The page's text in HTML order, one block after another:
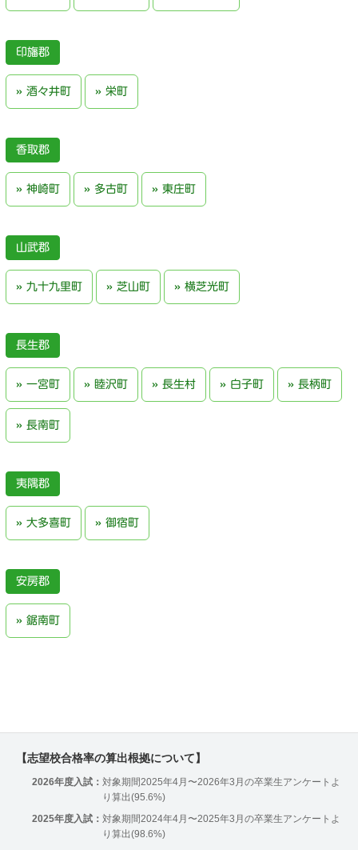
印旛郡
酒々井町 栄町
香取郡
神崎町 多古町 東庄町
山武郡
九十九里町 芝山町 横芝光町
長生郡
一宮町 睦沢町 長生村 白子町 長柄町
長南町
夷隅郡
大多喜町 御宿町
安房郡
鋸南町
【志望校合格率の算出根拠について】
2026年度入試： 対象期間2025年4月〜2026年3月の卒業生アンケートよ
り算出(95.6%)
2025年度入試： 対象期間2024年4月〜2025年3月の卒業生アンケートよ
り算出(98.6%)